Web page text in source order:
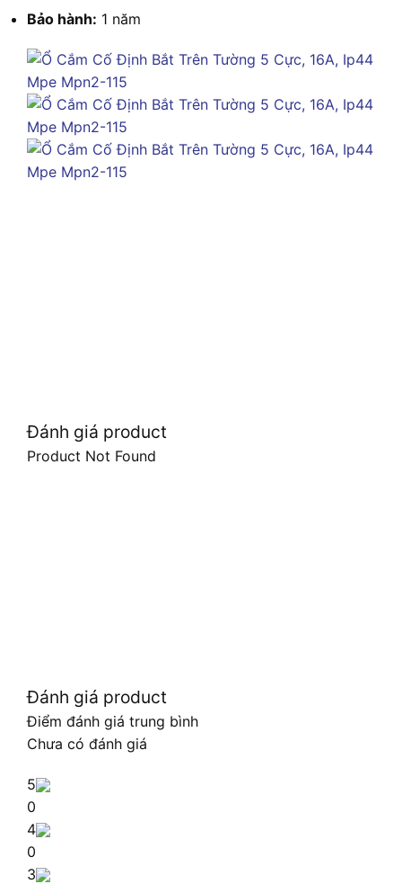
Bảo hành: 1 năm
Đánh giá product
Product Not Found
Đánh giá product
Điểm đánh giá trung bình
Chưa có đánh giá
5
0
4
0
3